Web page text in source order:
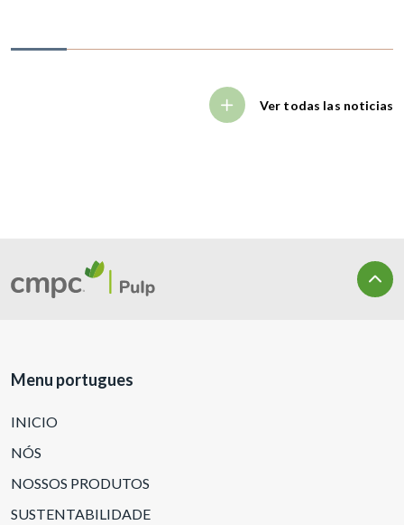
Ver todas las noticias
Menu portugues
INICIO
NÓS
NOSSOS PRODUTOS
SUSTENTABILIDADE